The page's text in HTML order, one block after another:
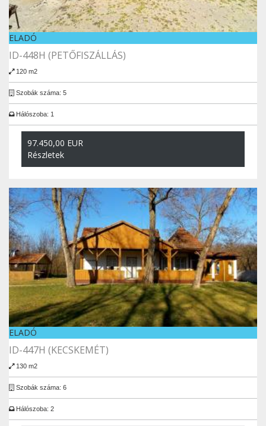
ELADÓ
ID-448H (PETŐFISZÁLLÁS)
120 m2
Szobák száma: 5
Hálószoba: 1
97.450,00 EUR
Részletek
ELADÓ
ID-447H (KECSKEMÉT)
130 m2
Szobák száma: 6
Hálószoba: 2